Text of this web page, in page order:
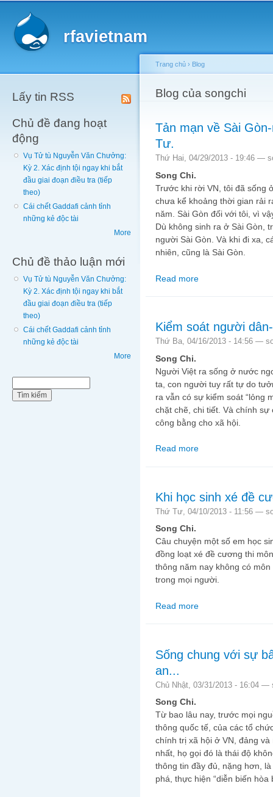
rfavietnam
Lấy tin RSS
Chủ đề đang hoạt
động
Vụ Tử tù Nguyễn Văn Chưởng:
Kỳ 2. Xác định tội ngay khi bắt
đầu giai đoạn điều tra (tiếp
theo)
Cái chết Gaddafi cảnh tỉnh
những kẻ độc tài
More
Chủ đề thảo luận mới
Vụ Tử tù Nguyễn Văn Chưởng:
Kỳ 2. Xác định tội ngay khi bắt
đầu giai đoạn điều tra (tiếp
theo)
Cái chết Gaddafi cảnh tỉnh
những kẻ độc tài
More
You are here
Trang chủ › Blog
Blog của songchi
Tản mạn về Sài
Tư.
Thứ Hai, 04/29/2013 - 19:46 —
Song Chi.
Trước khi rời VN, tôi đã sống
chưa kể khoảng thời gian rải
năm. Sài Gòn đối với tôi, vì
Dù không sinh ra ở Sài Gòn,
người Sài Gòn. Và khi đi xa,
nhiên, cũng là Sài Gòn.
Read more
Kiểm soát người
Thứ Ba, 04/16/2013 - 14:56 —
Song Chi.
Người Việt ra sống ở nước
ta, con người tuy rất tự do
ra vẫn có sự kiểm soát “lỏng
chặt chẽ, chi tiết. Và chính
công bằng cho xã hội.
Read more
Khi học sinh xé đề
Thứ Tư, 04/10/2013 - 11:56 —
Song Chi.
Câu chuyện một số em học
đồng loạt xé đề cương thi
thông năm nay không có
trong mọi người.
Read more
Sống chung với sự
an...
Chủ Nhật, 03/31/2013 - 16:04 —
Song Chi.
Từ bao lâu nay, trước mọi
thông quốc tế, của các tổ
chính trị xã hội ở VN, đảng
nhất, họ gọi đó là thái độ
thông tin đầy đủ, nặng hơn,
phá, thực hiện “diễn biến